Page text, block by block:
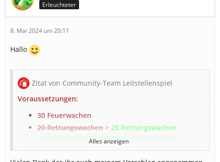
Erleuchteter
8. Mai 2024 um 20:11
Hallo
Zitat von Community-Team Leitstellenspiel
Voraussetzungen:
30 Feuerwachen
20 Rettungswachen > 25 Rettungswachen
(aufgrund der Anzahl möglicher Verletzte)
5 Polizeiwachen
Alles anzeigen